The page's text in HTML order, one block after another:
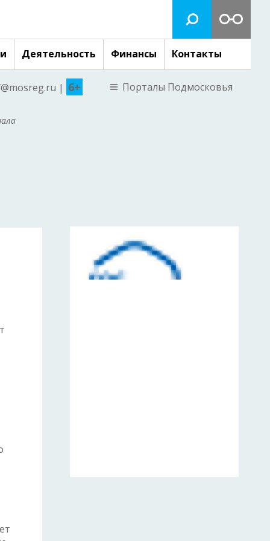
Деятельность Финансы Контакты
| 6+ Порталы Подмосковья